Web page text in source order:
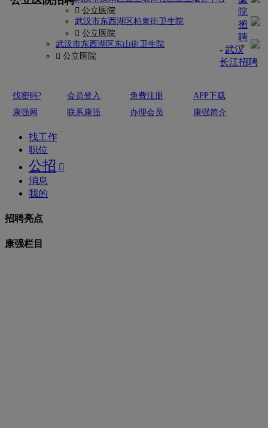
 公立医院
武汉市东西湖区柏泉街卫生院
 公立医院
武汉市东西湖区东山街卫生院
 公立医院
院
招
聘
- 武汉
长江招聘
找密码? 会员登入 免费注册
APP下载
康强网
联系康强 办理会员 康强简介
找工作
职位
公招 
消息
我的
招聘亮点
康强栏目